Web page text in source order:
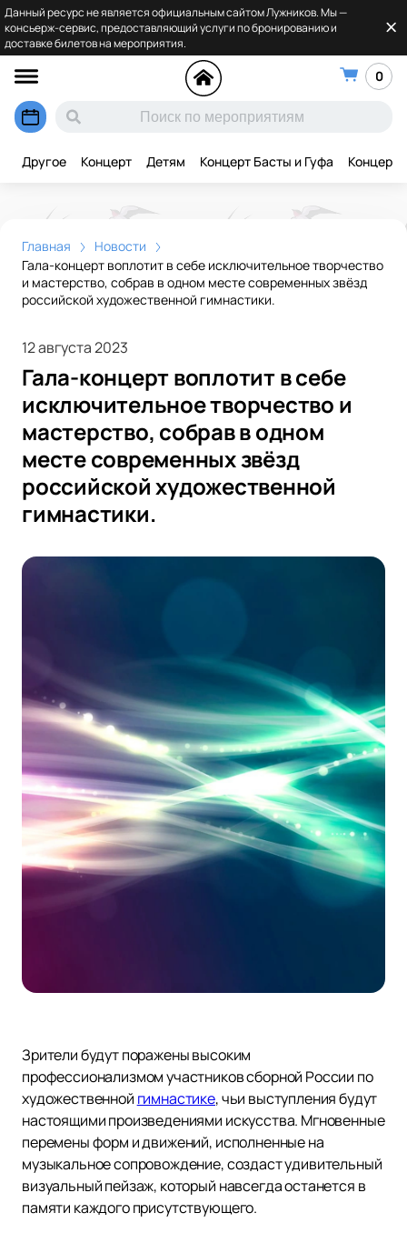
Данный ресурс не является официальным сайтом Лужников. Мы —
консьерж-сервис, предоставляющий услуги по бронированию и
доставке билетов на мероприятия.
0
Другое Концерт Детям Концерт Басты и Гуфа Концерт
Главная
Новости
Гала-концерт воплотит в себе исключительное творчество
и мастерство, собрав в одном месте современных звёзд
российской художественной гимнастики.
12 августа 2023
Гала-концерт воплотит в себе
исключительное творчество и
мастерство, собрав в одном
месте современных звёзд
российской художественной
гимнастики.
Зрители будут поражены высоким
профессионализмом участников сборной России по
художественной гимнастике, чьи выступления будут
настоящими произведениями искусства. Мгновенные
перемены форм и движений, исполненные на
музыкальное сопровождение, создаст удивительный
визуальный пейзаж, который навсегда останется в
памяти каждого присутствующего.